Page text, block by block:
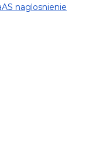
naglosnienie